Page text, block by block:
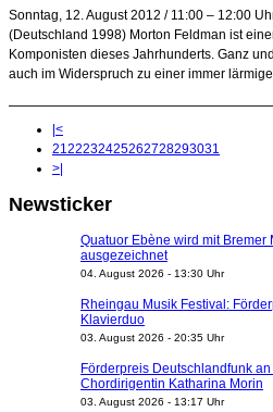
Sonntag, 12. August 2012 / 11:00 – 12:00
(Deutschland 1998) Morton Feldman ist
Komponisten dieses Jahrhunderts. Ganz
auch im Widerspruch zu einer immer
|<
21 22232425262728293031
>|
Newsticker
Quatuor Ebène wird mit Bremer
ausgezeichnet
04. August 2026 - 13:30 Uhr
Rheingau Musik Festival:
Klavierduo
03. August 2026 - 20:35 Uhr
Förderpreis Deutschlandfunk
Chordirigentin Katharina Morin
03. August 2026 - 13:17 Uhr